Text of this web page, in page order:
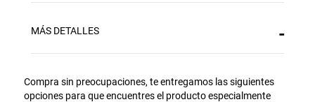
MÁS DETALLES
Compra sin preocupaciones, te entregamos las siguientes
opciones para que encuentres el producto especialmente
SUSPE01